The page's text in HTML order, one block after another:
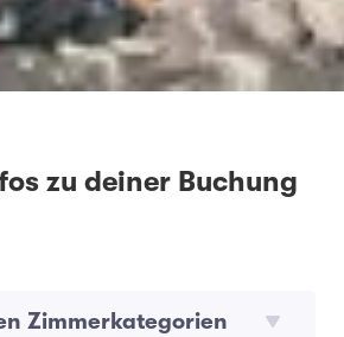
zu deiner Buchung
Zimmerkategorien